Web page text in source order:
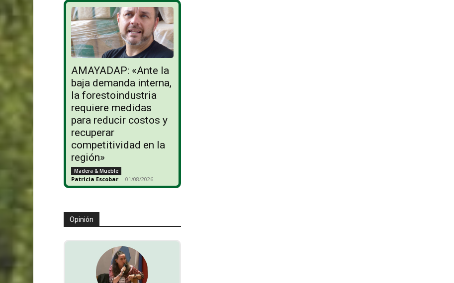
AMAYADAP: «Ante la
baja demanda interna,
la forestoindustria
requiere medidas
para reducir costos y
recuperar
competitividad en la
región»
Madera & Mueble
Patricia Escobar - 01/08/2026
Opinión